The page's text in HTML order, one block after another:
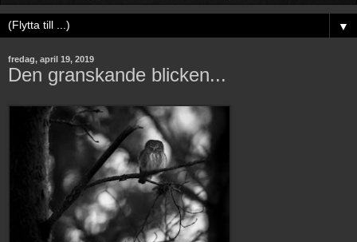
▼
fredag, april 19, 2019
Den granskande blicken...